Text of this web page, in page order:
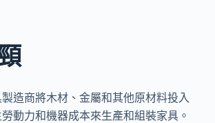
造商將木材、金屬和其他原材料投入
動力和機器成本來生產和組裝家具。